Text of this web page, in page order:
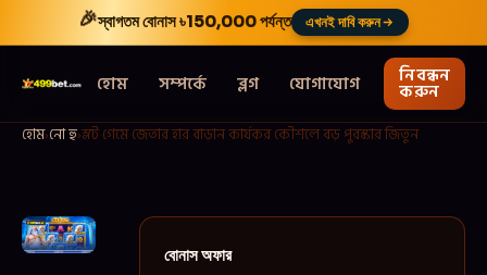
🎉স্বাগতম বোনাস৳150,000পর্যন্ত এখনই দাবি করুন
হোম সম্পর্কে ব্লগ যোগাযোগ নিবন্ধন
করুন
হোম›নো হু›স্লট গেমে জেতার হার বাড়ান কার্যকর কৌশলে বড় পুরস্কার জিতুন
বোনাস অফার